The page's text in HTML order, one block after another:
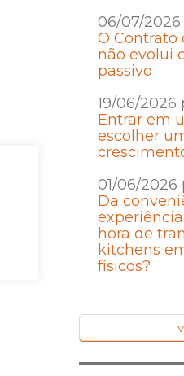
06/07/
O Contrato
não evolui
passivo
19/06/2026
Entrar em
escolher
01/06/2026
Da
hora de
kitchens
físicos?